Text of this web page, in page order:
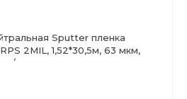
Sputter пленка
2MIL, 1,52*30,5м, 63 мкм,
хром